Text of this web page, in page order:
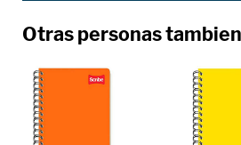
Otras personas